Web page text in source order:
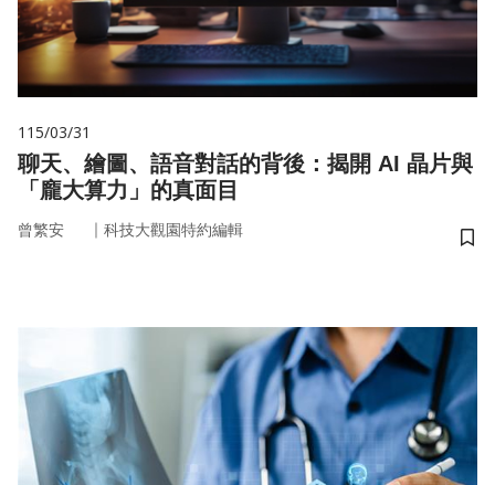
115/03/31
聊天、繪圖、語音對話的背後：揭開 AI 晶片與
「龐大算力」的真面目
曾繁安 ｜ 科技大觀園特約編輯
儲